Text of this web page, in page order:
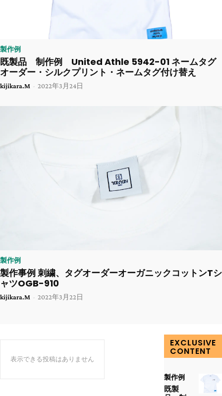
製作例
既製品 制作例 United Athle 5942-01 ネームタグ
オーダー・シルクプリント・ネームタグ付け替え
kijikara.M - 2022年3月24日
製作例
製作事例 刺繍、タグオーダーオーガニックコットンTシ
ャツOGB-910
kijikara.M - 2022年3月22日
表示できる投稿はありません
EXCLUSIVE
CONTENT
製作例
既製